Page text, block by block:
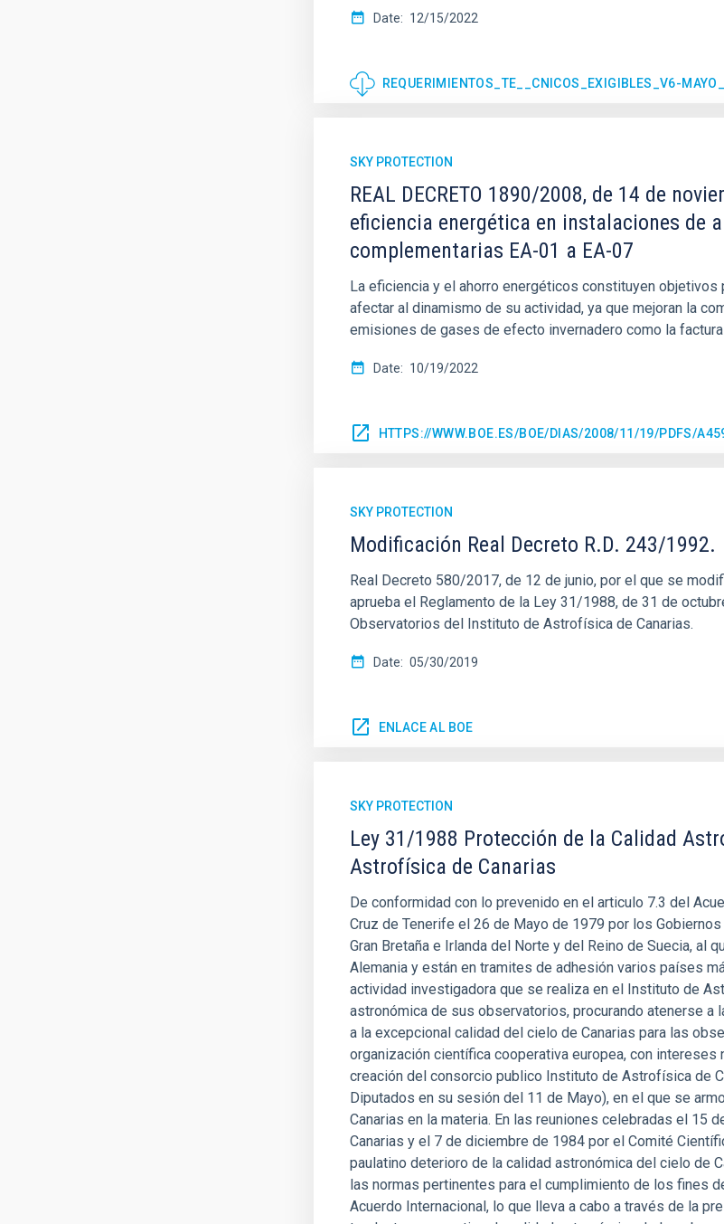
Date 12/15/2022
REQUERIMIENTOS_TE__CNICOS_EXIGIBLES_V6-
SKY PROTECTION
REAL DECRETO 1890/2008, de 14 de
eficiencia energética en instalaciones de
complementarias EA-01 a EA-07
La eficiencia y el ahorro energéticos constituyen
afectar al dinamismo de su actividad, ya que mejoran la
emisiones de gases de efecto invernadero como la
Date 10/19/2022
HTTPS://WWW.BOE.ES/BOE/DIAS/2008/11/19/PDFS/
SKY PROTECTION
Modificación Real Decreto R.D. 243/1992.
Real Decreto 580/2017, de 12 de junio, por el que se
aprueba el Reglamento de la Ley 31/1988, de 31 de
Observatorios del Instituto de Astrofísica de Canarias.
Date 05/30/2019
ENLACE AL BOE
SKY PROTECTION
Ley 31/1988 Protección de la Calidad
Astrofísica de Canarias
De conformidad con lo prevenido en el articulo 7.3 del
Cruz de Tenerife el 26 de Mayo de 1979 por los
Gran Bretaña e Irlanda del Norte y del Reino de Suecia, al
Alemania y están en tramites de adhesión varios países
actividad investigadora que se realiza en el Instituto de
astronómica de sus observatorios, procurando atenerse a
a la excepcional calidad del cielo de Canarias para las
organización científica cooperativa europea, con
creación del consorcio publico Instituto de Astrofísica de
Diputados en su sesión del 11 de Mayo), en el que se
Canarias en la materia. En las reuniones celebradas el
Canarias y el 7 de diciembre de 1984 por el Comité
paulatino deterioro de la calidad astronómica del cielo de
las normas pertinentes para el cumplimiento de los fines
Acuerdo Internacional, lo que lleva a cabo a través de la